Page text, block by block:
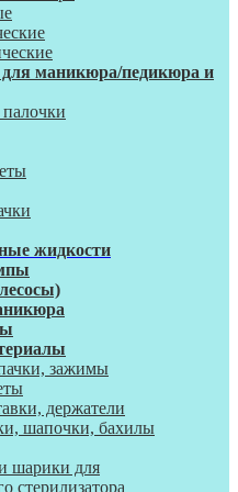
маникюра/педикюра и
жидкости
зажимы
держатели
шапочки, бахилы
шарики для
стерилизатора